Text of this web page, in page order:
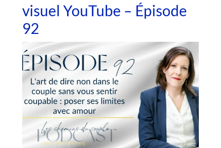
visuel YouTube – Épisode
92